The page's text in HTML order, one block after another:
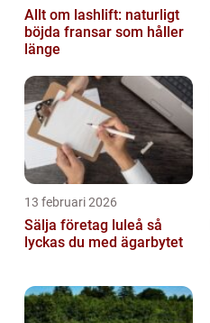
Allt om lashlift: naturligt
böjda fransar som håller
länge
13 februari 2026
Sälja företag luleå så
lyckas du med ägarbytet